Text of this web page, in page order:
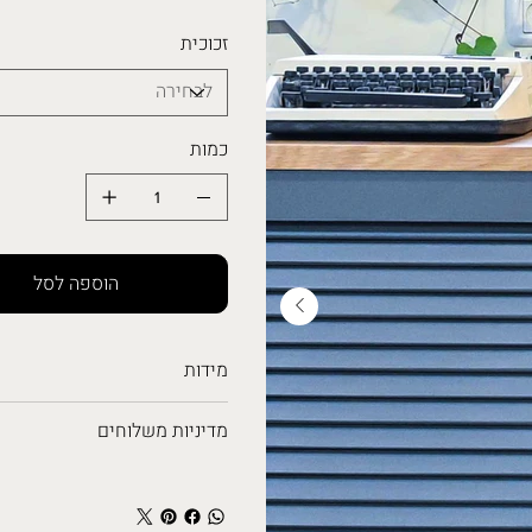
זכוכית
כמות
הוספה לסל
מידות
מדיניות משלוחים